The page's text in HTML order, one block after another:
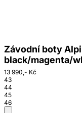
Závodní boty
black/magenta/
13 990,- Kč
43
44
45
46